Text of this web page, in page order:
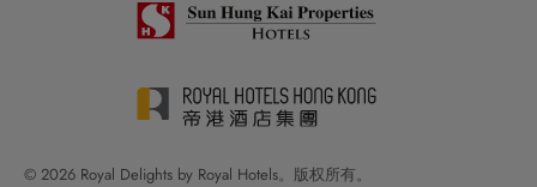
© 2026 Royal Delights by Royal Hotels。版权所有。